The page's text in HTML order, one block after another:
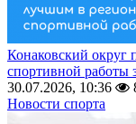
Конаковский округ
спортивной работы
30.07.2026, 10:36
Новости спорта